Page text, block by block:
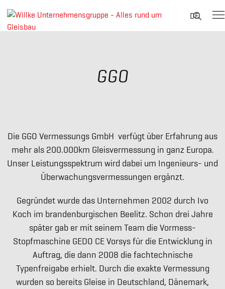
DE
Suche
GGO
Die GGO Vermessungs GmbH verfügt über Erfahrung aus
mehr als 200.000km Gleisvermessung in ganz Europa.
Unser Leistungsspektrum wird dabei um Ingenieurs- und
Überwachungsvermessungen ergänzt.
Gegründet wurde das Unternehmen 2002 durch Ivo
Koch im brandenburgischen Beelitz. Schon drei Jahre
später gab er mit seinem Team die Vormess-
Stopfmaschine GEDO CE Vorsys für die Entwicklung in
Auftrag, die dann 2008 die fachtechnische
Typenfreigabe erhielt. Durch die exakte Vermessung
wurden so bereits Gleise in Deutschland, Dänemark,